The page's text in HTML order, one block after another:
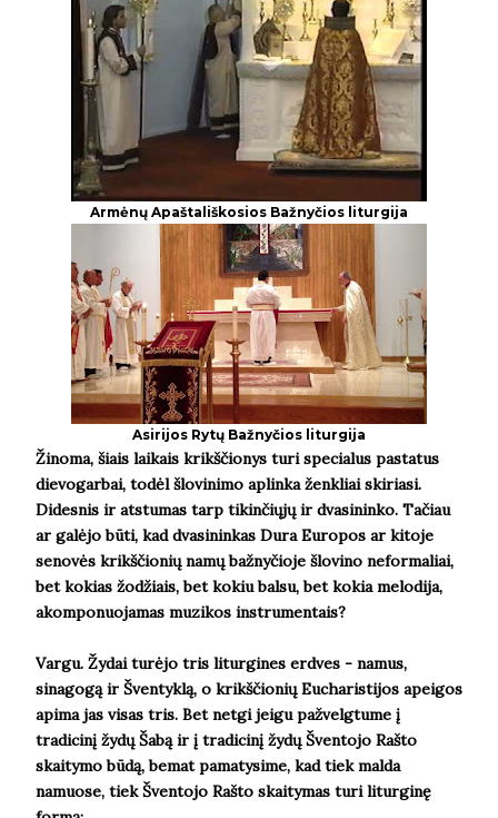
Armėnų Apaštališkosios Bažnyčios liturgija
Asirijos Rytų Bažnyčios liturgija
Žinoma, šiais laikais krikščionys turi specialus pastatus
dievogarbai, todėl šlovinimo aplinka ženkliai skiriasi.
Didesnis ir atstumas tarp tikinčiųjų ir dvasininko. Tačiau
ar galėjo būti, kad dvasininkas Dura Europos ar kitoje
senovės krikščionių namų bažnyčioje šlovino neformaliai,
bet kokias žodžiais, bet kokiu balsu, bet kokia melodija,
akomponuojamas muzikos instrumentais?
Vargu. Žydai turėjo tris liturgines erdves - namus,
sinagogą ir Šventyklą, o krikščionių Eucharistijos apeigos
apima jas visas tris. Bet netgi jeigu pažvelgtume į
tradicinį žydų Šabą ir į tradicinį žydų Šventojo Rašto
skaitymo būdą, bemat pamatysime, kad tiek malda
namuose, tiek Šventojo Rašto skaitymas turi liturginę